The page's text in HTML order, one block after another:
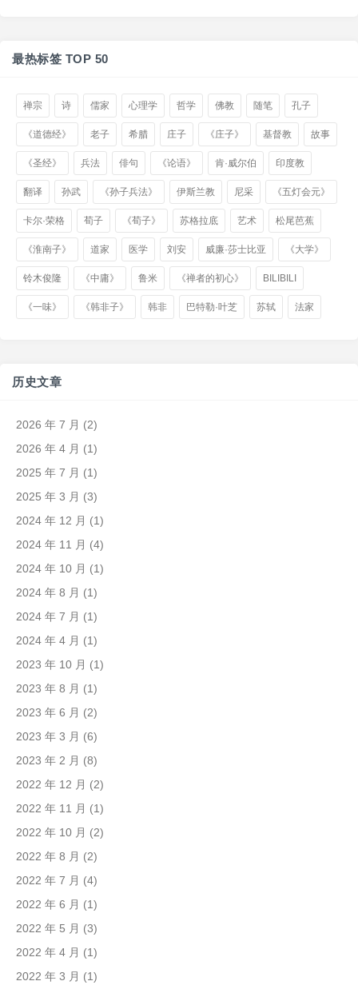
最热标签 TOP 50
禅宗 诗 儒家 心理学 哲学 佛教 随笔 孔子
《道德经》 老子 希腊 庄子 《庄子》 基督教 故事
《圣经》 兵法 俳句 《论语》 肯·威尔伯 印度教
翻译 孙武 《孙子兵法》 伊斯兰教 尼采 《五灯会元》
卡尔·荣格 荀子 《荀子》 苏格拉底 艺术 松尾芭蕉
《淮南子》 道家 医学 刘安 威廉·莎士比亚 《大学》
铃木俊隆 《中庸》 鲁米 《禅者的初心》 BILIBILI
《一味》 《韩非子》 韩非 巴特勒·叶芝 苏轼 法家
历史文章
2026 年 7 月 (2)
2026 年 4 月 (1)
2025 年 7 月 (1)
2025 年 3 月 (3)
2024 年 12 月 (1)
2024 年 11 月 (4)
2024 年 10 月 (1)
2024 年 8 月 (1)
2024 年 7 月 (1)
2024 年 4 月 (1)
2023 年 10 月 (1)
2023 年 8 月 (1)
2023 年 6 月 (2)
2023 年 3 月 (6)
2023 年 2 月 (8)
2022 年 12 月 (2)
2022 年 11 月 (1)
2022 年 10 月 (2)
2022 年 8 月 (2)
2022 年 7 月 (4)
2022 年 6 月 (1)
2022 年 5 月 (3)
2022 年 4 月 (1)
2022 年 3 月 (1)